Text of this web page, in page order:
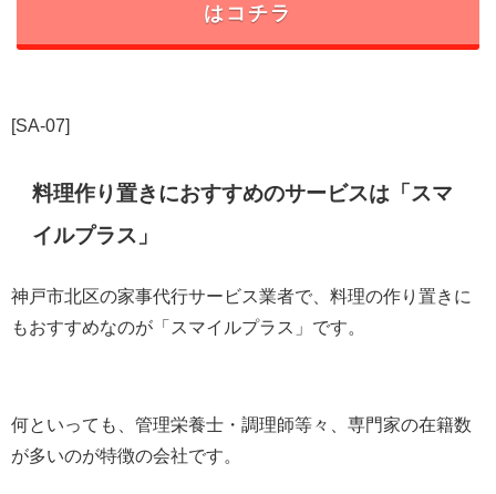
はコチラ
[SA-07]
料理作り置きにおすすめのサービスは「 スマ
イルプラス 」
神戸市北区の家事代行サービス業者で、料理の作り置きに
もおすすめなのが「 スマイルプラス 」です。
何といっても、管理栄養士・調理師等々、専門家の在籍数
が多いのが特徴の会社です。